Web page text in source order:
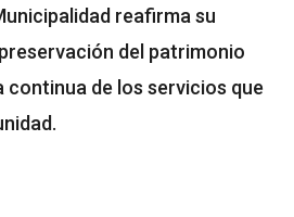
reafirma su
del patrimonio
continua de los servicios que